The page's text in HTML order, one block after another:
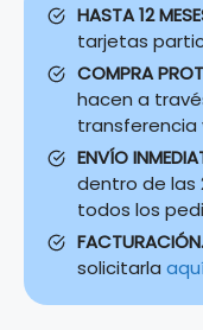
HASTA 12
tarjetas
COMPRA
hacen a
transferencia
ENVÍO
dentro de las
todos los
FACTURACIÓN.
solicitarla